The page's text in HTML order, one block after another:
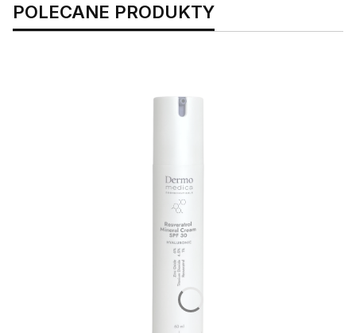
POLECANE PRODUKTY